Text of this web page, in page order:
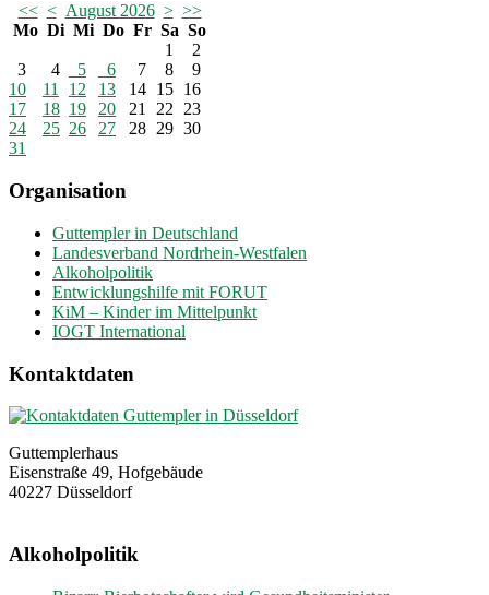
<< < August 2026 > >>
Mo Di Mi Do Fr Sa So
1
2
3
4 5 6 7 8
9
10
11 12 13 14 15 16
17
18 19 20 21 22
23
24
25 26 27 28 29 30
31
Organisation
Guttempler in Deutschland
Landesverband Nordrhein-Westfalen
Alkoholpolitik
Entwicklungshilfe mit FORUT
KiM – Kinder im Mittelpunkt
IOGT International
Kontaktdaten
Guttemplerhaus
Eisenstraße 49, Hofgebäude
40227 Düsseldorf
Alkoholpolitik